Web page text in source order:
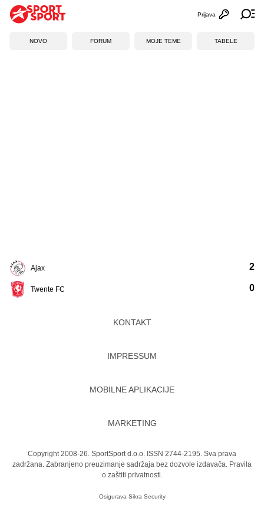
Otvori
Prijava
NOVO FORUM MOJE TEME TABELE
Ajax
Twente FC
2
0
KONTAKT
IMPRESSUM
MOBILNE APLIKACIJE
MARKETING
Copyright 2008-26. SportSport d.o.o. ISSN 2744-2195. Sva prava
zadržana. Zabranjeno preuzimanje sadržaja bez dozvole izdavača. Pravila
o zaštiti privatnosti.
Osigurava Sikra Security